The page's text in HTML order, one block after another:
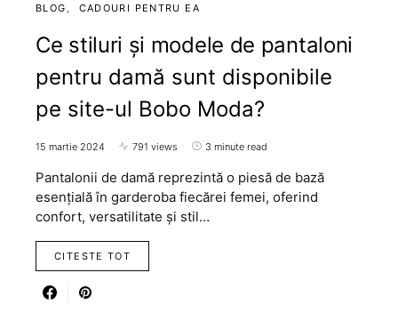
BLOG CADOURI PENTRU EA
Ce stiluri și modele de pantaloni
pentru damă sunt disponibile
pe site-ul Bobo Moda?
15 martie 2024 791 views 3 minute read
Pantalonii de damă reprezintă o piesă de bază
esențială în garderoba fiecărei femei, oferind
confort, versatilitate și stil…
CITESTE TOT